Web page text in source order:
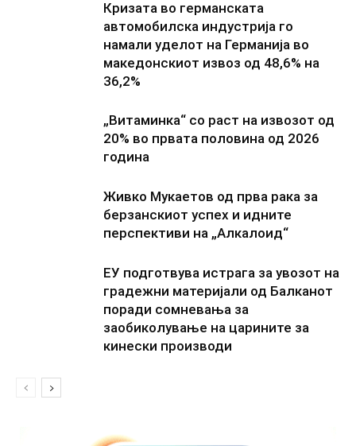
Кризата во германската
автомобилска индустрија го
намали уделот на Германија во
македонскиот извоз од 48,6% на
36,2%
„Витаминка“ со раст на извозот од
20% во првата половина од 2026
година
Живко Мукаетов од прва рака за
берзанскиот успех и идните
перспективи на „Алкалоид“
ЕУ подготвува истрага за увозот на
градежни материјали од Балканот
поради сомневања за
заобиколување на царините за
кинески производи